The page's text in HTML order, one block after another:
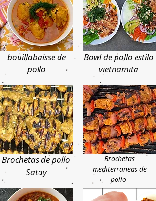
bouillabaisse de
pollo
Bowl de pollo estilo
vietnamita
Brochetas de pollo
Satay
Brochetas
mediterraneas de
pollo